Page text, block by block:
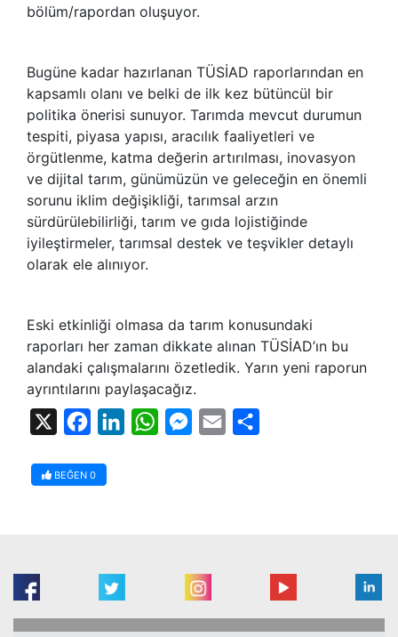
bölüm/rapordan oluşuyor.
Bugüne kadar hazırlanan TÜSİAD raporlarından en
kapsamlı olanı ve belki de ilk kez bütüncül bir
politika önerisi sunuyor. Tarımda mevcut durumun
tespiti, piyasa yapısı, aracılık faaliyetleri ve
örgütlenme, katma değerin artırılması, inovasyon
ve dijital tarım, günümüzün ve geleceğin en önemli
sorunu iklim değişikliği, tarımsal arzın
sürdürülebilirliği, tarım ve gıda lojistiğinde
iyileştirmeler, tarımsal destek ve teşvikler detaylı
olarak ele alınıyor.
Eski etkinliği olmasa da tarım konusundaki
raporları her zaman dikkate alınan TÜSİAD’ın bu
alandaki çalışmalarını özetledik. Yarın yeni raporun
ayrıntılarını paylaşacağız.
FacebookLinkedInWhatsAppMessenger
Email
BEĞEN 0